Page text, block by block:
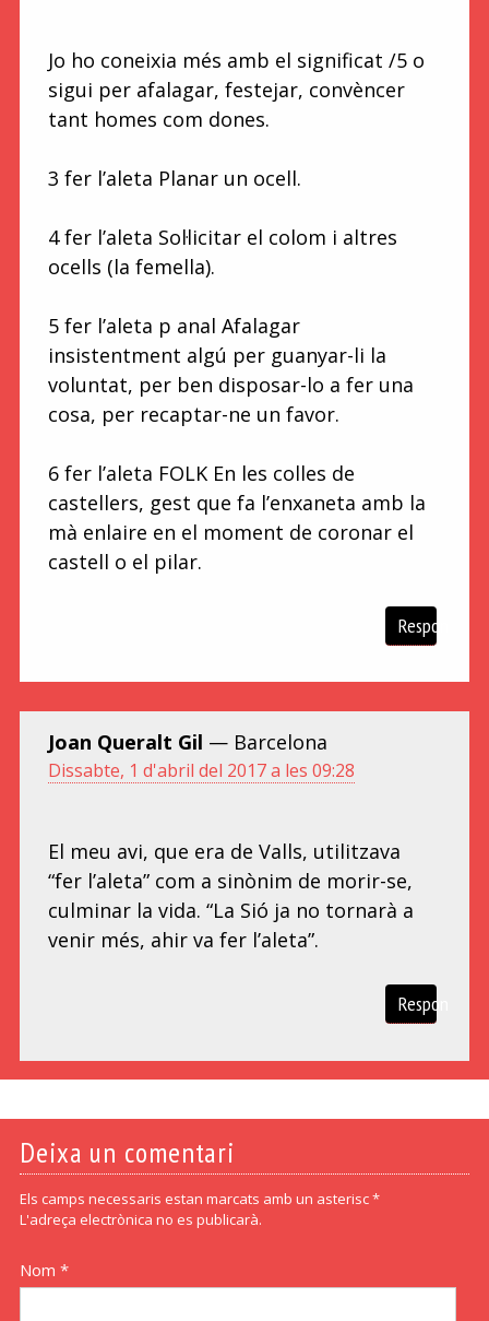
Jo ho coneixia més amb el significat /5 o
sigui per afalagar, festejar, convèncer
tant homes com dones.
3 fer l’aleta Planar un ocell.
4 fer l’aleta Sol·licitar el colom i altres
ocells (la femella).
5 fer l’aleta p anal Afalagar
insistentment algú per guanyar-li la
voluntat, per ben disposar-lo a fer una
cosa, per recaptar-ne un favor.
6 fer l’aleta FOLK En les colles de
castellers, gest que fa l’enxaneta amb la
mà enlaire en el moment de coronar el
castell o el pilar.
Respon
Joan Queralt Gil — Barcelona
Dissabte, 1 d'abril del 2017 a les 09:28
El meu avi, que era de Valls, utilitzava
“fer l’aleta” com a sinònim de morir-se,
culminar la vida. “La Sió ja no tornarà a
venir més, ahir va fer l’aleta”.
Respon
Deixa un comentari
Els camps necessaris estan marcats amb un asterisc *
L'adreça electrònica no es publicarà.
Nom *